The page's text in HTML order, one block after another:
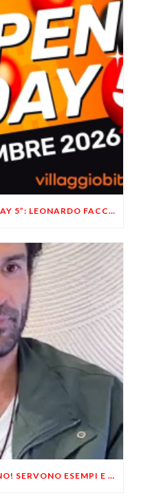
VILLAGGIO BITCOIN, “OPEN DAY 5”: LEONARDO FACCO OSPITE A BRESCIA
LIBERTÀ, LE IDEE NON BASTANO! SERVONO ESEMPI E UN PO’ DI COERENZA